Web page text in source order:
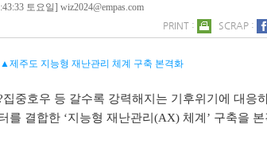
토요일] wiz2024@empas.com
PRINT :
SCRAP :
▲제주도 지능형 재난관리 체계 구축 본격화
집중호우 등 갈수록 강력해지는 기후위기에 대응
를 결합한 ‘지능형 재난관리 (AX) 체계 ’ 구축을